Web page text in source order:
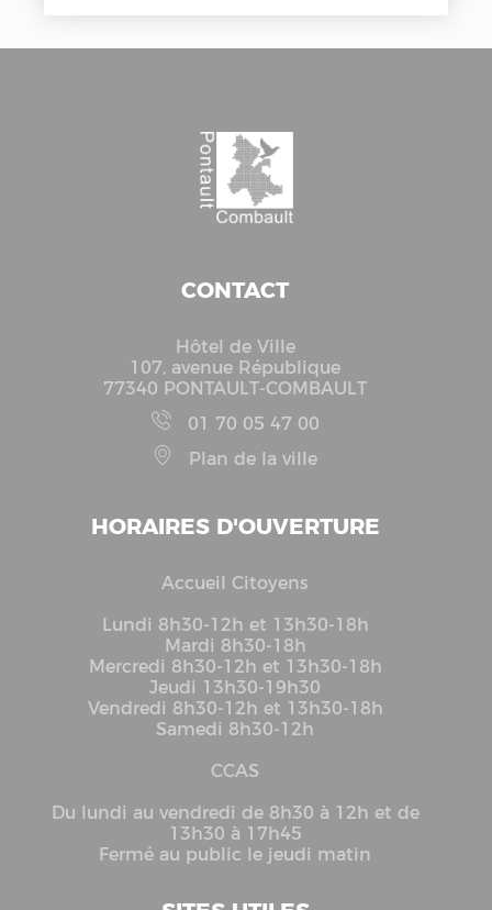
CONTACT
Hôtel de Ville
107, avenue République
77340 PONTAULT-COMBAULT
01 70 05 47 00
Plan de la ville
HORAIRES D'OUVERTURE
Accueil Citoyens
Lundi 8h30-12h et 13h30-18h
Mardi 8h30-18h
Mercredi 8h30-12h et 13h30-18h
Jeudi 13h30-19h30
Vendredi 8h30-12h et 13h30-18h
Samedi 8h30-12h
CCAS
Du lundi au vendredi de 8h30 à 12h et de
13h30 à 17h45
Fermé au public le jeudi matin